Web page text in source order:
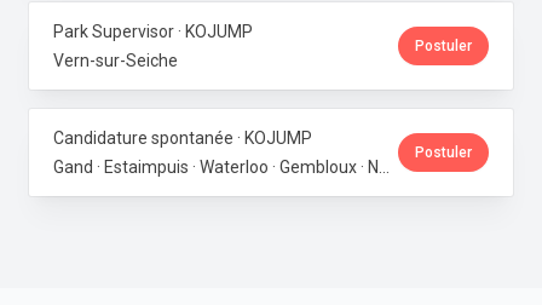
Park Supervisor · KOJUMP
Vern-sur-Seiche
Postuler
Candidature spontanée · KOJUMP
Postuler